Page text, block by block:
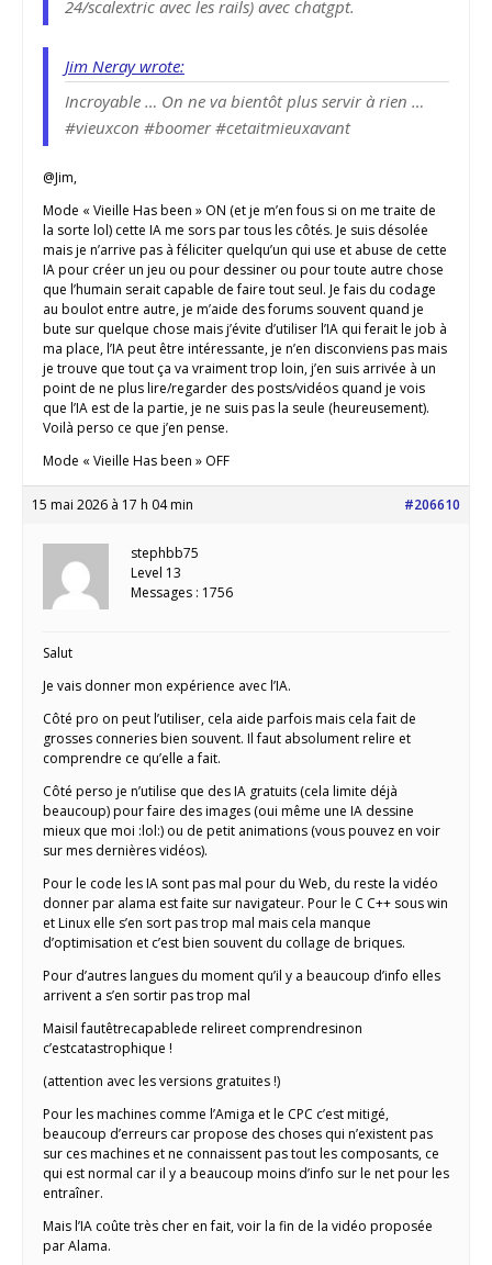
24/scalextric avec les rails) avec chatgpt.
Jim Neray wrote:
Incroyable … On ne va bientôt plus servir à rien …
#vieuxcon #boomer #cetaitmieuxavant
@Jim,
Mode « Vieille Has been » ON (et je m’en fous si on me traite de
la sorte lol) cette IA me sors par tous les côtés. Je suis désolée
mais je n’arrive pas à féliciter quelqu’un qui use et abuse de cette
IA pour créer un jeu ou pour dessiner ou pour toute autre chose
que l’humain serait capable de faire tout seul. Je fais du codage
au boulot entre autre, je m’aide des forums souvent quand je
bute sur quelque chose mais j’évite d’utiliser l’IA qui ferait le job à
ma place, l’IA peut être intéressante, je n’en disconviens pas mais
je trouve que tout ça va vraiment trop loin, j’en suis arrivée à un
point de ne plus lire/regarder des posts/vidéos quand je vois
que l’IA est de la partie, je ne suis pas la seule (heureusement).
Voilà perso ce que j’en pense.
Mode « Vieille Has been » OFF
15 mai 2026 à 17 h 04 min #206610
stephbb75
Level 13
Messages : 1756
Salut
Je vais donner mon expérience avec l’IA.
Côté pro on peut l’utiliser, cela aide parfois mais cela fait de
grosses conneries bien souvent. Il faut absolument relire et
comprendre ce qu’elle a fait.
Côté perso je n’utilise que des IA gratuits (cela limite déjà
beaucoup) pour faire des images (oui même une IA dessine
mieux que moi :lol:) ou de petit animations (vous pouvez en voir
sur mes dernières vidéos).
Pour le code les IA sont pas mal pour du Web, du reste la vidéo
donner par alama est faite sur navigateur. Pour le C C++ sous win
et Linux elle s’en sort pas trop mal mais cela manque
d’optimisation et c’est bien souvent du collage de briques.
Pour d’autres langues du moment qu’il y a beaucoup d’info elles
arrivent a s’en sortir pas trop mal
Maisil fautêtrecapablede relireet comprendresinon
c’estcatastrophique !
(attention avec les versions gratuites !)
Pour les machines comme l’Amiga et le CPC c’est mitigé,
beaucoup d’erreurs car propose des choses qui n’existent pas
sur ces machines et ne connaissent pas tout les composants, ce
qui est normal car il y a beaucoup moins d’info sur le net pour les
entraîner.
Mais l’IA coûte très cher en fait, voir la fin de la vidéo proposée
par Alama.